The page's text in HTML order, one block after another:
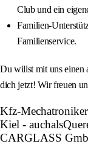
Club und ein
Familien-
Familienservice.
Du willst mit uns einen
dich jetzt! Wir freuen
Kfz-
Kiel -
CARGLASS